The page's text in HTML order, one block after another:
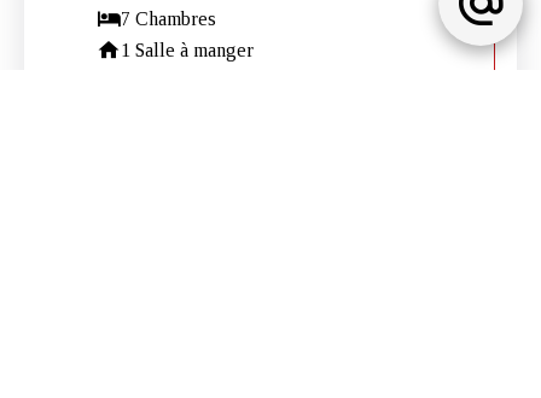
7 Chambres
1 Salle à manger